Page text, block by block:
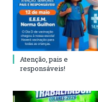
Atenção, pais e
responsáveis!